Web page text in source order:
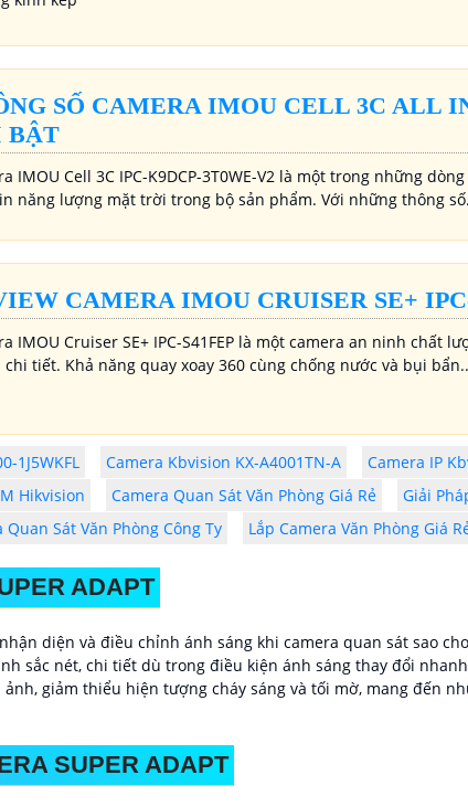
SỐ CAMERA IMOU CELL 3C ALL
BẬT
IMOU Cell 3C IPC-K9DCP-3T0WE-V2 là một trong những
năng lượng mặt trời trong bộ sản phẩm. Với những thông
CAMERA IMOU CRUISER SE+
IMOU Cruiser SE+ IPC-S41FEP là một camera an ninh chất
chi tiết. Khả năng quay xoay 360 cùng chống nước và bụi
1J5WKFL Camera Kbvision KX-A4001TN-A Camera IP
Hikvision Camera Quan Sát Văn Phòng Giá Rẻ Giải
Quan Sát Văn Phòng Công Ty Lắp Camera Văn Phòng Giá
ADAPT
diện và điều chỉnh ánh sáng khi camera quan sát sao
sắc nét, chi tiết dù trong điều kiện ánh sáng thay đổi
giảm thiểu hiện tượng cháy sáng và tối mờ, mang đến
SUPER ADAPT